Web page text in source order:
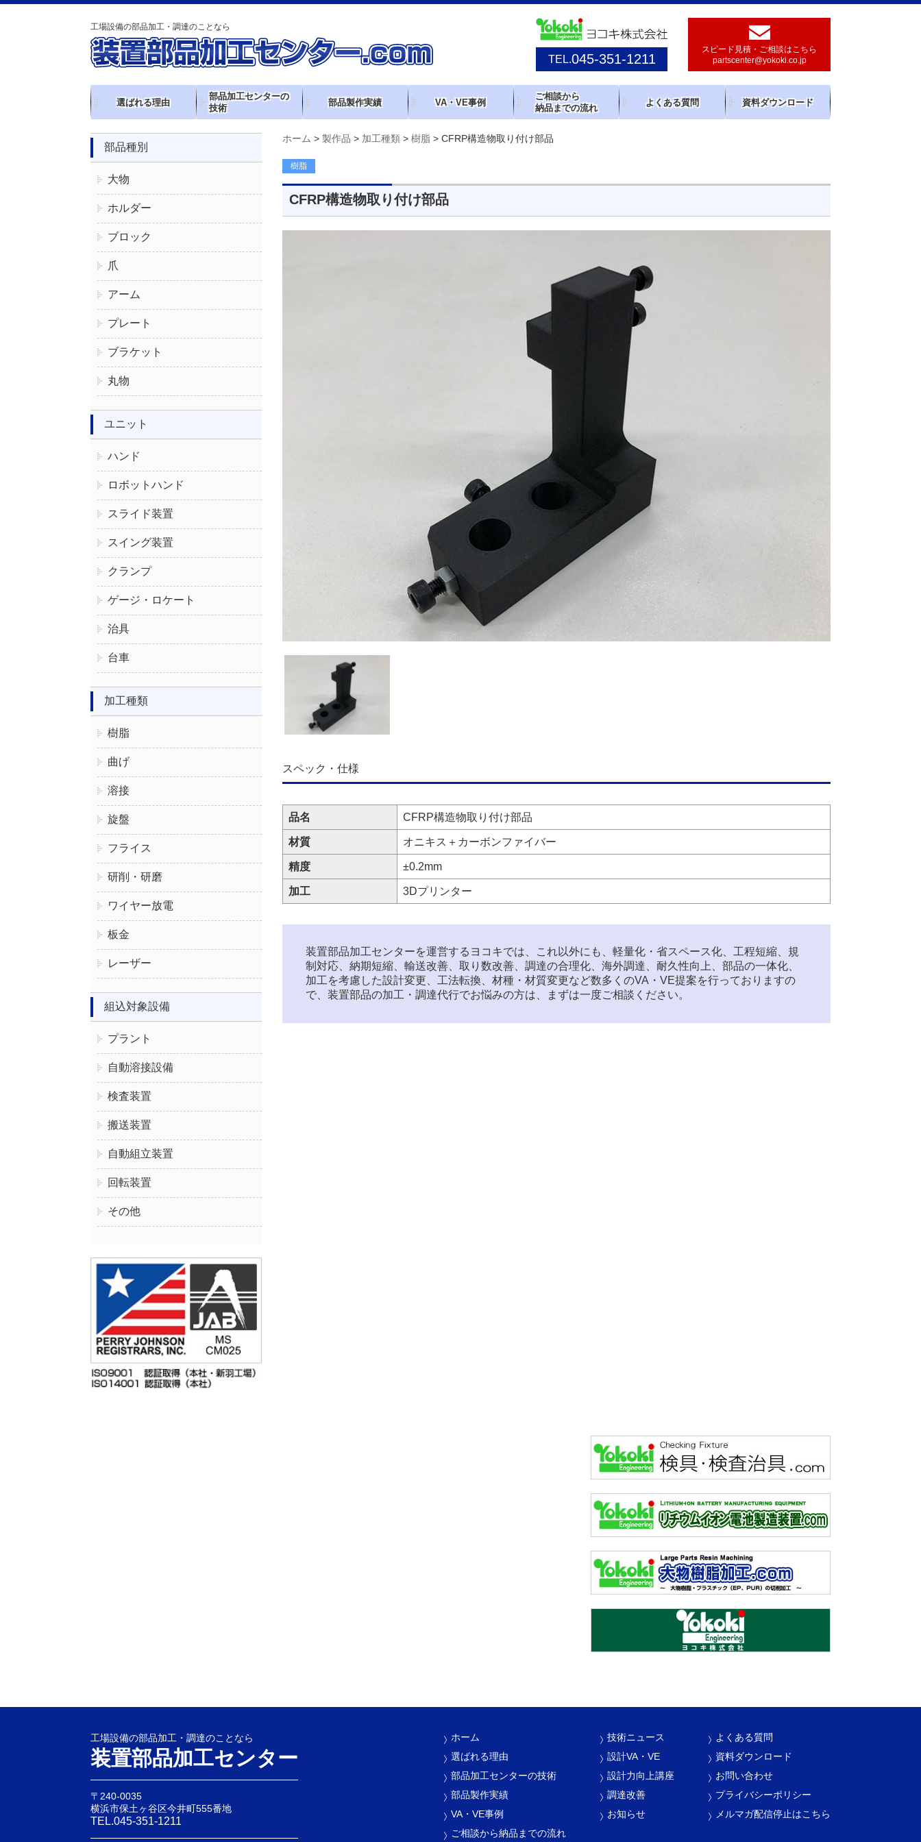
工場設備の部品加工・調達のことなら
TEL.045-351-1211
スピード見積・ご相談はこちら
partscenter@yokoki.co.jp
選ばれる理由
部品加工センターの
技術
部品製作実績 VA・VE事例
ご相談から
納品までの流れ
よくある質問 資料ダウンロード
ホーム > 製作品 > 加工種類 > 樹脂 > CFRP構造物取り付け部品
樹脂
CFRP構造物取り付け部品
スペック・仕様
品名 CFRP構造物取り付け部品
材質 オニキス＋カーボンファイバー
精度 ±0.2mm
加工 3Dプリンター
装置部品加工センターを運営するヨコキでは、これ以外にも、軽量化・省スペース化、工程短縮、規
制対応、納期短縮、輸送改善、取り数改善、調達の合理化、海外調達、耐久性向上、部品の一体化、
加工を考慮した設計変更、工法転換、材種・材質変更など数多くのVA・VE提案を行っておりますの
で、装置部品の加工・調達代行でお悩みの方は、まずは一度ご相談ください。
部品種別
大物
ホルダー
ブロック
爪
アーム
プレート
ブラケット
丸物
ユニット
ハンド
ロボットハンド
スライド装置
スイング装置
クランプ
ゲージ・ロケート
治具
台車
加工種類
樹脂
曲げ
溶接
旋盤
フライス
研削・研磨
ワイヤー放電
板金
レーザー
組込対象設備
プラント
自動溶接設備
検査装置
搬送装置
自動組立装置
回転装置
その他
工場設備の部品加工・調達のことなら
装置部品加工センター
〒240-0035
横浜市保土ヶ谷区今井町555番地
TEL.045-351-1211
ホーム
選ばれる理由
部品加工センターの技術
部品製作実績
VA・VE事例
ご相談から納品までの流れ
技術ニュース
設計VA・VE
設計力向上講座
調達改善
お知らせ
よくある質問
資料ダウンロード
お問い合わせ
プライバシーポリシー
メルマガ配信停止はこちら